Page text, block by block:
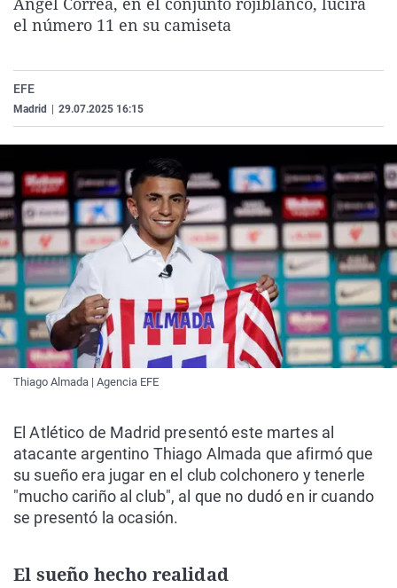
La rosa de los vientos
Como el perro y el
Caso
Equipo de
Extremadura
La Rioja
Virales
Elecciones
el número 11 en su camiseta
EFE
Madrid 29.07.2025 16:15
Thiago Almada | Agencia EFE
El Atlético de Madrid presentó este martes al
atacante argentino Thiago Almada que afirmó que
su sueño era jugar en el club colchonero y tenerle
"mucho cariño al club", al que no dudó en ir cuando
se presentó la ocasión.
El sueño hecho realidad